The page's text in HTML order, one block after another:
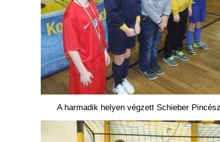
A harmadik helyen végzett Schieber